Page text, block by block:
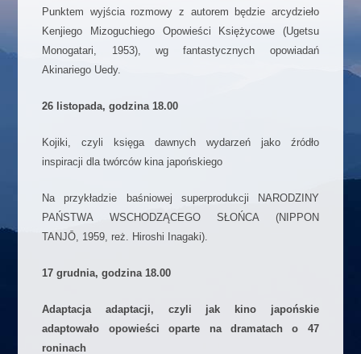
Punktem wyjścia rozmowy z autorem będzie arcydzieło
Kenjiego Mizoguchiego Opowieści Księżycowe (Ugetsu
Monogatari, 1953), wg fantastycznych opowiadań
Akinariego Uedy.
26 listopada, godzina 18.00
Kojiki, czyli księga dawnych wydarzeń jako źródło
inspiracji dla twórców kina japońskiego
Na przykładzie baśniowej superprodukcji NARODZINY
PAŃSTWA WSCHODZĄCEGO SŁOŃCA (NIPPON
TANJŌ, 1959, reż. Hiroshi Inagaki).
17 grudnia, godzina 18.00
Adaptacja adaptacji, czyli jak kino japońskie
adaptowało opowieści oparte na dramatach o 47
roninach